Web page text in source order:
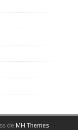
de MH Themes